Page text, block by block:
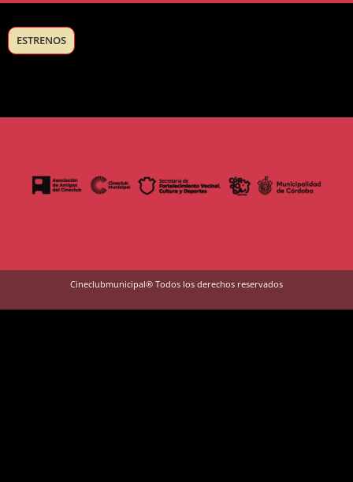
ESTRENOS
Cineclubmunicipal® Todos los derechos reservados